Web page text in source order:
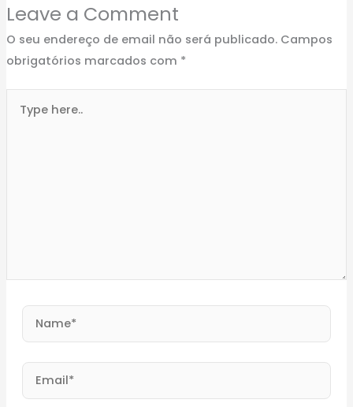
Leave a Comment
O seu endereço de email não será publicado. Campos
obrigatórios marcados com *
here..
Email*